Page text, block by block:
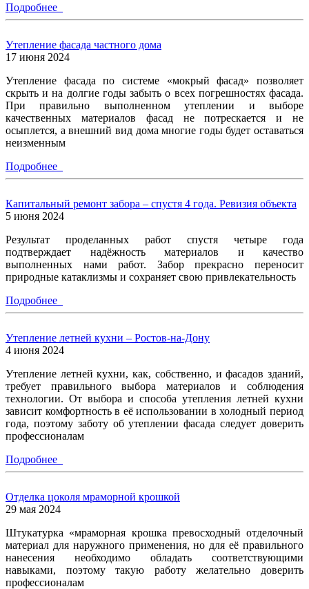
Подробнее
Утепление фасада частного дома
17 июня 2024
Утепление фасада по системе «мокрый фасад» позволяет
скрыть и на долгие годы забыть о всех погрешностях фасада.
При правильно выполненном утеплении и выборе
качественных материалов фасад не потрескается и не
осыплется, а внешний вид дома многие годы будет оставаться
неизменным
Подробнее
Капитальный ремонт забора – спустя 4 года. Ревизия объекта
5 июня 2024
Результат проделанных работ спустя четыре года
подтверждает надёжность материалов и качество
выполненных нами работ. Забор прекрасно переносит
природные катаклизмы и сохраняет свою привлекательность
Подробнее
Утепление летней кухни – Ростов-на-Дону
4 июня 2024
Утепление летней кухни, как, собственно, и фасадов зданий,
требует правильного выбора материалов и соблюдения
технологии. От выбора и способа утепления летней кухни
зависит комфортность в её использовании в холодный период
года, поэтому заботу об утеплении фасада следует доверить
профессионалам
Подробнее
Отделка цоколя мраморной крошкой
29 мая 2024
Штукатурка «мраморная крошка превосходный отделочный
материал для наружного применения, но для её правильного
нанесения необходимо обладать соответствующими
навыками, поэтому такую работу желательно доверить
профессионалам